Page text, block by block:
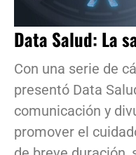
Data Salud: La
Con una serie de
presentó Data
comunicación y
promover el